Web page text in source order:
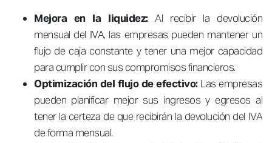
Mejora en la liquidez:Al recibir la devolución
mensual del IVA, las empresas pueden mantener un
flujo de caja constante y tener una mejor capacidad
para cumplir con sus compromisos financieros.
Optimización del flujo de efectivo: Las empresas
pueden planificar mejor sus ingresos y egresos al
tener la certeza de que recibirán la devolución del IVA
de forma mensual.